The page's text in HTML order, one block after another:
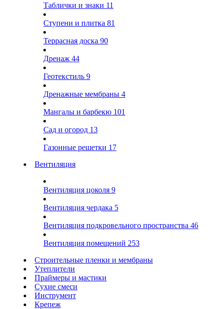
Таблички и знаки 11
Ступени и плитка 81
Террасная доска 90
Дренаж 44
Геотекстиль 9
Дренажные мембраны 4
Мангалы и барбекю 101
Сад и огород 13
Газонные решетки 17
Вентиляция
Вентиляция цоколя 9
Вентиляция чердака 5
Вентиляция подкровельного пространства 46
Вентиляция помещений 253
Строительные пленки и мембраны
Утеплители
Праймеры и мастики
Сухие смеси
Инструмент
Крепеж